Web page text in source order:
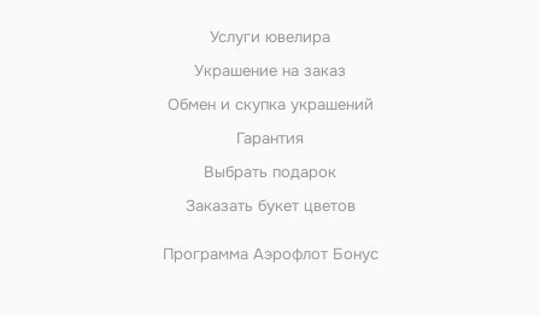
Услуги ювелира
Украшение на заказ
Обмен и скупка украшений
Гарантия
Выбрать подарок
Заказать букет цветов
Программа Аэрофлот Бонус